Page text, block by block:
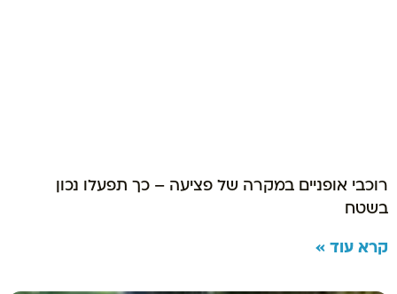
רוכבי אופניים במקרה של פציעה – כך תפעלו נכון
בשטח
קרא עוד »